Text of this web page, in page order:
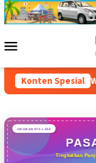
Loncat
ke
Konten Spesial
Wajah Baru
UKURAN 970 x 250
Tingkatkan